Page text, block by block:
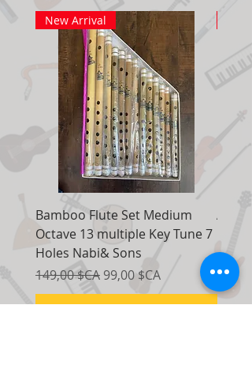
New Arrival
Bamboo Flute Set Medium
Octave 13 multiple Key Tune 7
Holes Nabi& Sons
Prix original
149,00 $CA Prix promotionnel
99,00 $CA
Ajouter au panier
Matte
Prix